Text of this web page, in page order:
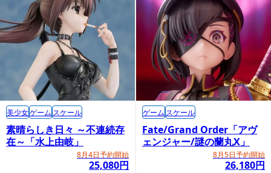
素晴らしき日々 ～不連続存
在～「水上由岐」
8月4日予約開始
25,080円
美少女ゲーム スケール
Fate/Grand Order「アヴ
ェンジャー/謎の蘭丸X」
8月5日予約開始
26,180円
ゲーム スケール